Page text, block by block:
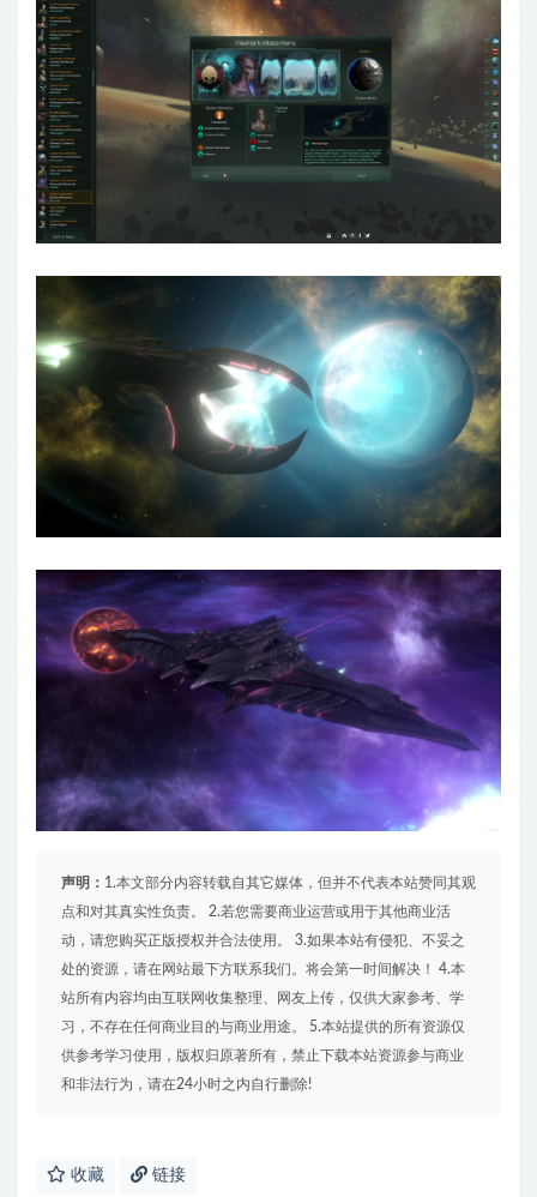
声明： 1.本文部分内容转载自其它媒体，但并不代表本站赞同其观
点和对其真实性负责。 2.若您需要商业运营或用于其他商业活
动，请您购买正版授权并合法使用。 3.如果本站有侵犯、不妥之
处的资源，请在网站最下方联系我们。将会第一时间解决！ 4.本
站所有内容均由互联网收集整理、网友上传，仅供大家参考、学
习，不存在任何商业目的与商业用途。 5.本站提供的所有资源仅
供参考学习使用，版权归原著所有，禁止下载本站资源参与商业
和非法行为，请在24小时之内自行删除!
收藏 链接